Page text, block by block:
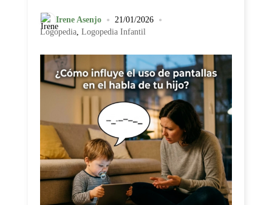
Irene Asenjo • 21/01/2026 •
Logopedia Logopedia Infantil